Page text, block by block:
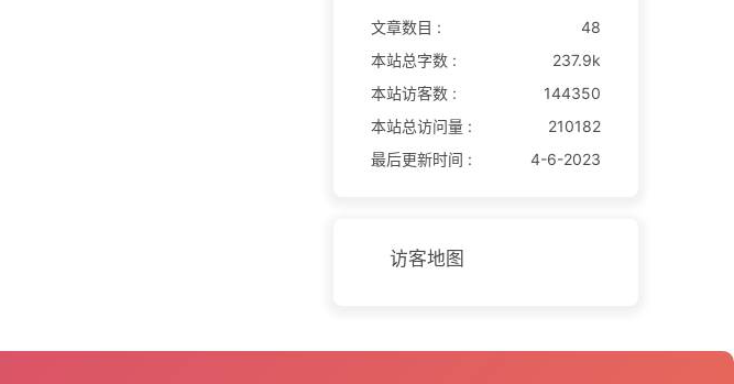
文章数目 :
48
本站总字数 :
237.9k
本站访客数 :
144350
本站总访问量 :
210182
最后更新时间 :
4-6-2023
访客地图